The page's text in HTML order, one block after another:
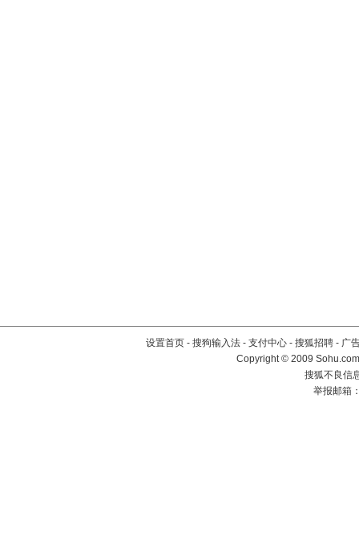
设置首页 - 搜狗输入法 - 支付中心 - 搜狐招聘 - 广
Copyright © 2009
搜狐不良信
举报邮箱